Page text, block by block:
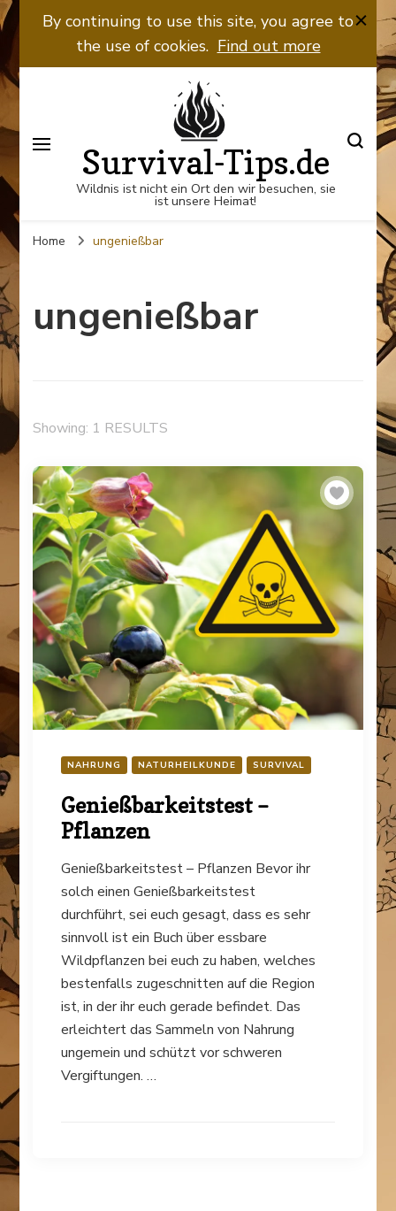
By continuing to use this site, you agree to
the use of cookies. Find out more
Survival-Tips.de
Wildnis ist nicht ein Ort den wir besuchen, sie
ist unsere Heimat!
Home ungenießbar
ungenießbar
Showing: 1 RESULTS
NAHRUNG NATURHEILKUNDE SURVIVAL
Genießbarkeitstest –
Pflanzen
Genießbarkeitstest – Pflanzen Bevor ihr
solch einen Genießbarkeitstest
durchführt, sei euch gesagt, dass es sehr
sinnvoll ist ein Buch über essbare
Wildpflanzen bei euch zu haben, welches
bestenfalls zugeschnitten auf die Region
ist, in der ihr euch gerade befindet. Das
erleichtert das Sammeln von Nahrung
ungemein und schützt vor schweren
Vergiftungen. …